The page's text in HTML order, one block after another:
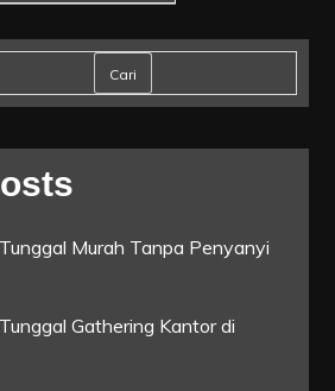
Cari
Murah Tanpa Penyanyi
Gathering Kantor di